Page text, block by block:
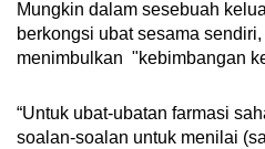
Mungkin dalam sesebuah
berkongsi ubat sesama
menimbulkan "kebimbangan
“Untuk ubat-ubatan farmasi
soalan-soalan untuk menilai